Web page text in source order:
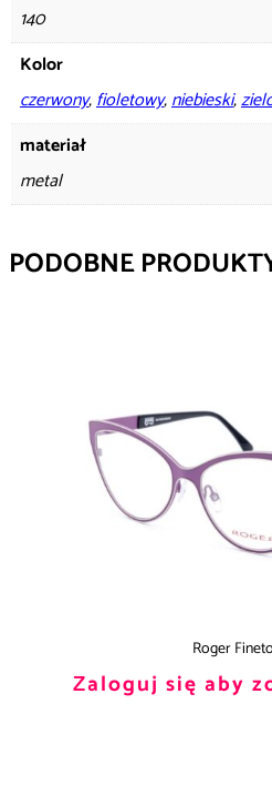
140
Kolor
czerwony,fioletowy,niebieski,
materiał
metal
PODOBNE
Roger
Zaloguj się aby